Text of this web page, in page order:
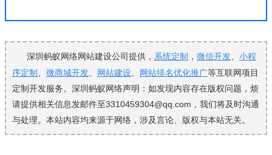
深圳蚂蚁网络网站建设公司提供， 系统定制 ，微信开发、小程
序定制 、微商城开发、 网站建设、 网站排名优化推广等互联网项目
定制开发服务。深圳蚂蚁网络声明：如发现内容存在版权问题，烦
请提供相关信息发邮件至3310459304@qq.com，我们将及时沟通
与处理。本站内容均来源于网络，涉及言论、版权与本站无关。